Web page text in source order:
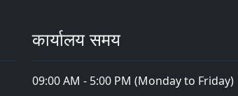
कार्यालय समय
09:00 AM - 5:00 PM (Monday to Friday)